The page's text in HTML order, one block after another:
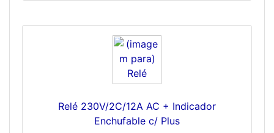
Relé 230V/2C/12A AC + Indicador
Enchufable c/ Plus